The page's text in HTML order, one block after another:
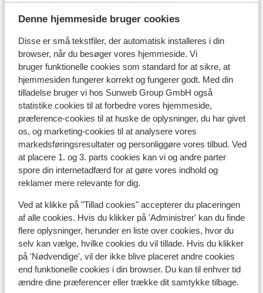
Denne hjemmeside bruger cookies
Disse er små tekstfiler, der automatisk installeres i din
browser, når du besøger vores hjemmeside. Vi
bruger funktionelle cookies som standard for at sikre, at
hjemmesiden fungerer korrekt og fungerer godt. Med din
tilladelse bruger vi hos Sunweb Group GmbH også
statistike cookies til at forbedre vores hjemmeside,
præference-cookies til at huske de oplysninger, du har givet
os, og marketing-cookies til at analysere vores
markedsføringsresultater og personliggøre vores tilbud. Ved
at placere 1. og 3. parts cookies kan vi og andre parter
spore din internetadfærd for at gøre vores indhold og
reklamer mere relevante for dig.
Ved at klikke på "Tillad cookies" accepterer du placeringen
af alle cookies. Hvis du klikker på 'Administrer' kan du finde
flere oplysninger, herunder en liste over cookies, hvor du
selv kan vælge, hvilke cookies du vil tillade. Hvis du klikker
på 'Nødvendige', vil der ikke blive placeret andre cookies
end funktionelle cookies i din browser. Du kan til enhver tid
ændre dine præferencer eller trække dit samtykke tilbage.
Liftkort/skileje/undervisning
Liftkort
Undervisning
Skileje
Andre overnatningssteder i Alpe
d'Huez Grand Domaine Ski
Résidence Daria-I Nor
Hotel Au Chamois d'Or
Hotel Daria-I Nor